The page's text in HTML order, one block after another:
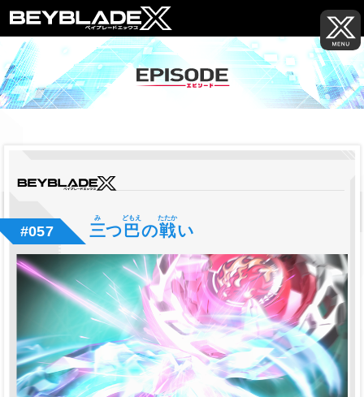
#057 三
み
つ 巴
どもえ
の戦
たたか
い